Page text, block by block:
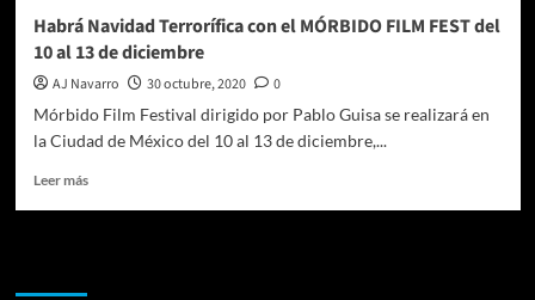
México
Habrá Navidad Terrorífica con el MÓRBIDO FILM FEST del
10 al 13 de diciembre
AJ Navarro 30 octubre, 2020
0
Mórbido Film Festival dirigido por Pablo Guisa se realizará en
la Ciudad de México del 10 al 13 de diciembre,...
Leer másLeer
Terrorífica